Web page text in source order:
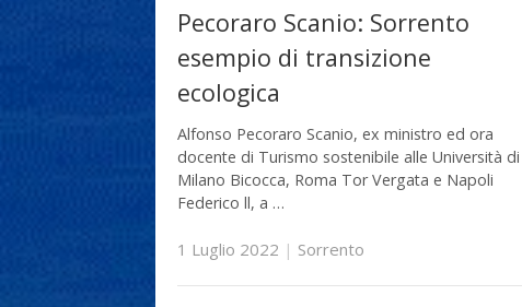
Pecoraro Scanio: Sorrento
esempio di transizione
ecologica
Alfonso Pecoraro Scanio, ex ministro ed ora
docente di Turismo sostenibile alle Università di
Milano Bicocca, Roma Tor Vergata e Napoli
Federico ll, a …
1 Luglio 2022 | Sorrento